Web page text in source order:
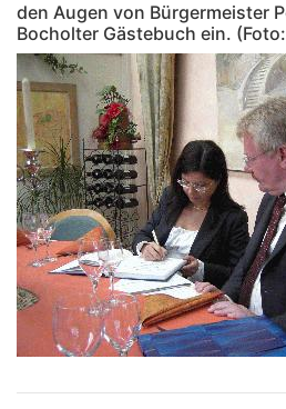
den Augen von Bürgermeister
Bocholter Gästebuch ein.